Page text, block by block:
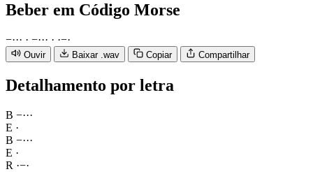
Beber em Código Morse
−··· · −··· · ·−·
Ouvir Baixar .wav Copiar Compartilhar
Detalhamento por letra
B −···
E ·
B −···
E ·
R ·−·